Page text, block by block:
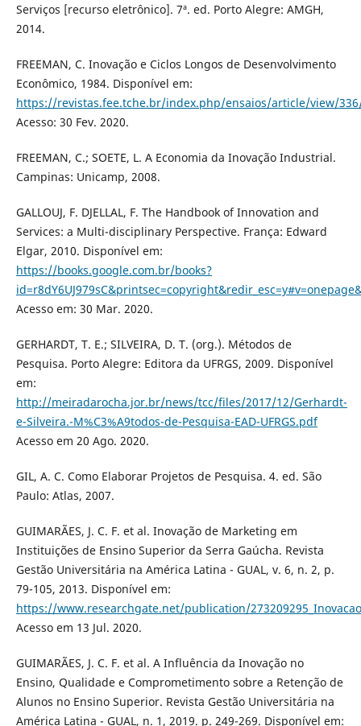
Serviços [recurso eletrônico]. 7ª. ed. Porto Alegre: AMGH,
2014.
FREEMAN, C. Inovação e Ciclos Longos de Desenvolvimento
Econômico, 1984. Disponível em:
https://revistas.fee.tche.br/index.php/ensaios/article/view/
Acesso: 30 Fev. 2020.
FREEMAN, C.; SOETE, L. A Economia da Inovação Industrial.
Campinas: Unicamp, 2008.
GALLOUJ, F. DJELLAL, F. The Handbook of Innovation and
Services: a Multi-disciplinary Perspective. França: Edward
Elgar, 2010. Disponível em:
https://books.google.com.br/books?
Acesso em: 30 Mar. 2020.
GERHARDT, T. E.; SILVEIRA, D. T. (org.). Métodos de
Pesquisa. Porto Alegre: Editora da UFRGS, 2009. Disponível
em:
http://meiradarocha.jor.br/news/tcc/files/2017/12/Gerhardt-
e-Silveira.-M%C3%A9todos-de-Pesquisa-EAD-UFRGS.pdf
Acesso em 20 Ago. 2020.
GIL, A. C. Como Elaborar Projetos de Pesquisa. 4. ed. São
Paulo: Atlas, 2007.
GUIMARÃES, J. C. F. et al. Inovação de Marketing em
Instituições de Ensino Superior da Serra Gaúcha. Revista
Gestão Universitária na América Latina - GUAL, v. 6, n. 2, p.
79-105, 2013. Disponível em:
https://www.researchgate.net/publication/
Acesso em 13 Jul. 2020.
GUIMARÃES, J. C. F. et al. A Influência da Inovação no
Ensino, Qualidade e Comprometimento sobre a Retenção de
Alunos no Ensino Superior. Revista Gestão Universitária na
América Latina - GUAL, n. 1, 2019. p. 249-269. Disponível em: